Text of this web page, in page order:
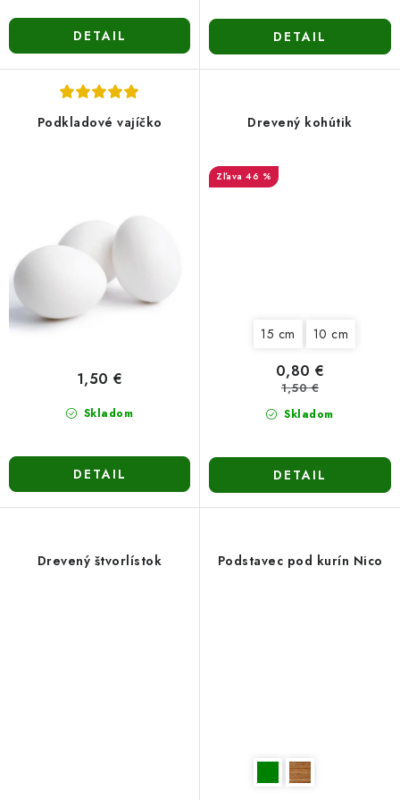
DETAIL DETAIL
Podkladové vajíčko
Skladom
1,50 €
DETAIL
Drevený kohútik
46 %
15 cm 10 cm
Skladom
0,80 €
1,50 €
DETAIL
Drevený štvorlístok Podstavec pod kurín Nico